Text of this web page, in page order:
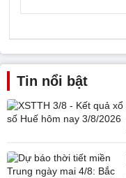
Tin nổi bật